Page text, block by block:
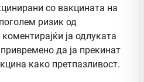
со вакцината на
ризик од
ја одлуката
да ја прекинат
како претпазливост.